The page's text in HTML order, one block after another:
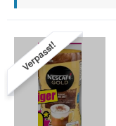
Verpasst!